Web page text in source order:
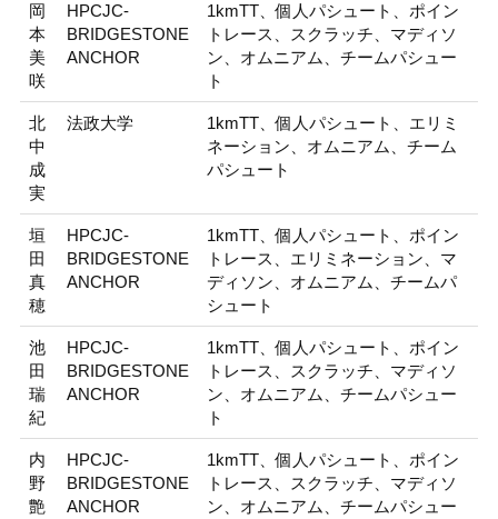
岡
本
美
咲
HPCJC-
BRIDGESTONE
ANCHOR
1kmTT、個人パシュート、ポイン
トレース、スクラッチ、マディソ
ン、オムニアム、チームパシュー
ト
北
中
成
実
法政大学
1kmTT、個人パシュート、エリミ
ネーション、オムニアム、チーム
パシュート
垣
田
真
穂
HPCJC-
BRIDGESTONE
ANCHOR
1kmTT、個人パシュート、ポイン
トレース、エリミネーション、マ
ディソン、オムニアム、チームパ
シュート
池
田
瑞
紀
HPCJC-
BRIDGESTONE
ANCHOR
1kmTT、個人パシュート、ポイン
トレース、スクラッチ、マディソ
ン、オムニアム、チームパシュー
ト
内
野
艶
HPCJC-
BRIDGESTONE
ANCHOR
1kmTT、個人パシュート、ポイン
トレース、スクラッチ、マディソ
ン、オムニアム、チームパシュー